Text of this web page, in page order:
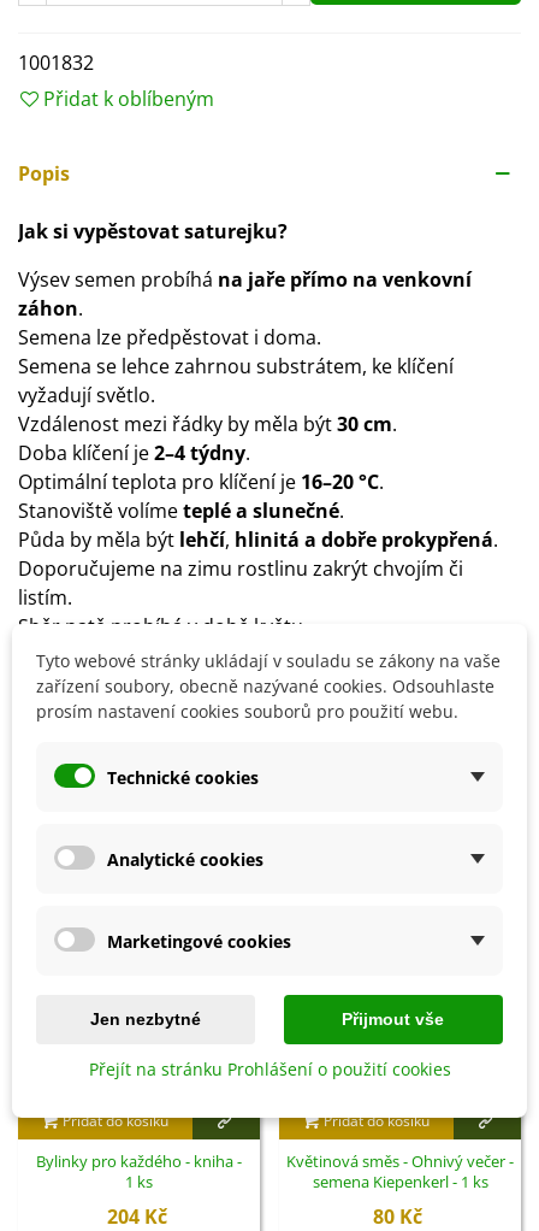
1001832
Přidat k oblíbeným
Popis
Jak si vypěstovat saturejku?
Výsev semen probíhá na jaře přímo na venkovní
záhon.
Semena lze předpěstovat i doma.
Semena se lehce zahrnou substrátem, ke klíčení
vyžadují světlo.
Vzdálenost mezi řádky by měla být30 cm.
Doba klíčení je2–4 týdny.
Optimální teplota pro klíčení je 16–20 °C.
Stanoviště volímeteplé a slunečné.
Půda by měla být lehčí, hlinitá a dobře prokypřená.
Doporučujeme na zimu rostlinu zakrýt chvojím či
listím.
Sběr natě probíhá v době květu.
Detaily produktu
SOUVISEJÍCÍ PRODUKTY
Přidat do košíku
Bylinky pro každého - kniha -
1 ks
204 Kč
Přidat do košíku
Květinová směs - Ohnivý večer -
semena Kiepenkerl - 1 ks
80 Kč
Tyto webové stránky ukládají v souladu se zákony na vaše
zařízení soubory, obecně nazývané cookies. Odsouhlaste
prosím nastavení cookies souborů pro použití webu.
Technické cookies
Analytické cookies
Marketingové cookies
Jen nezbytné Přijmout vše
Přejít na stránku Prohlášení o použití cookies